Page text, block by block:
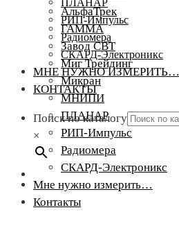
ПЛАНАР
РИП-Импульс
Радиомера
СКАРД-Электроникс
МНЕ НУЖНО ИЗМЕРИТЬ…
КОНТАКТЫ
Поиск по каталогу
×
АльфаТрек
ГАММА
Завод СВТ
Миг Трейдинг
Микран
МНИПИ
ПЛАНАР
РИП-Импульс
Радиомера
СКАРД-Электроникс
Мне нужно измерить…
Контакты